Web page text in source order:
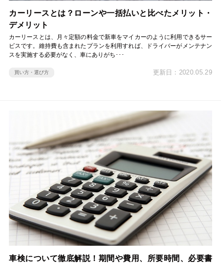
カーリースとは？ローンや一括払いと比べたメリット・
デメリット
カーリースとは、月々定額の料金で新車をマイカーのように利用できるサー
ビスです。維持費も含まれたプランを利用すれば、ドライバーがメンテナン
スを実施する必要がなく、車にありがち･･･
買い方・選び方 更新日：2020.05.29
車検について徹底解説！期間や費用、所要時間、必要書